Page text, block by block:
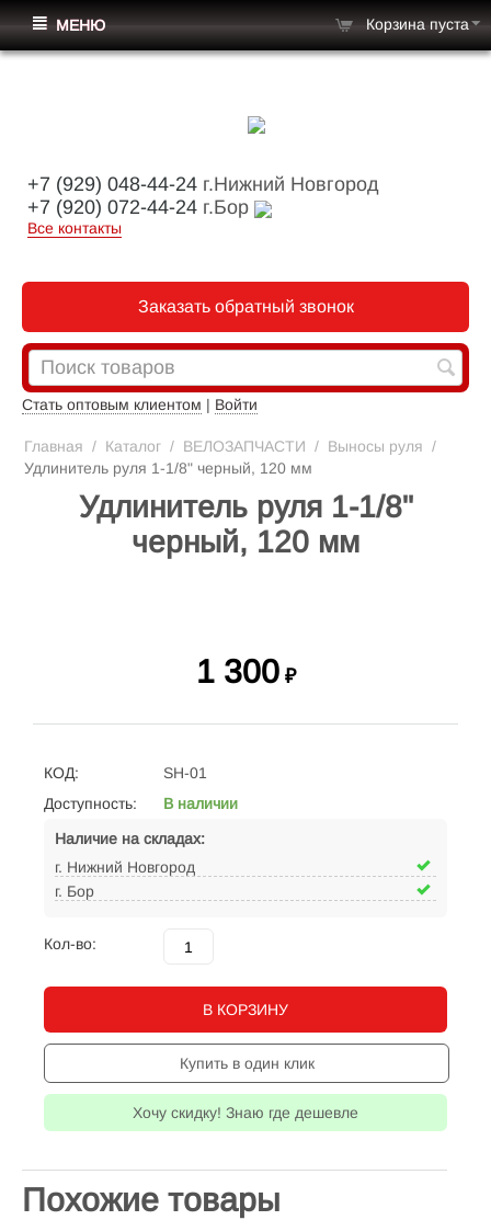
+7 (929) 048-44-24 г.Нижний Новгород
+7 (920) 072-44-24 г.Бор
Все контакты
Заказать обратный звонок
Стать оптовым клиентом | Войти
МЕНЮ Корзина пуста
Главная / Каталог / ВЕЛОЗАПЧАСТИ / Выносы руля /
Удлинитель руля 1-1/8" черный, 120 мм
Удлинитель руля 1-1/8"
черный, 120 мм
1 300 ₽
КОД:
SH-01
Доступность:
В наличии
Наличие на складах:
г. Нижний Новгород
г. Бор
Кол-во:
В КОРЗИНУ
Купить в один клик
Хочу скидку! Знаю где дешевле
Похожие товары